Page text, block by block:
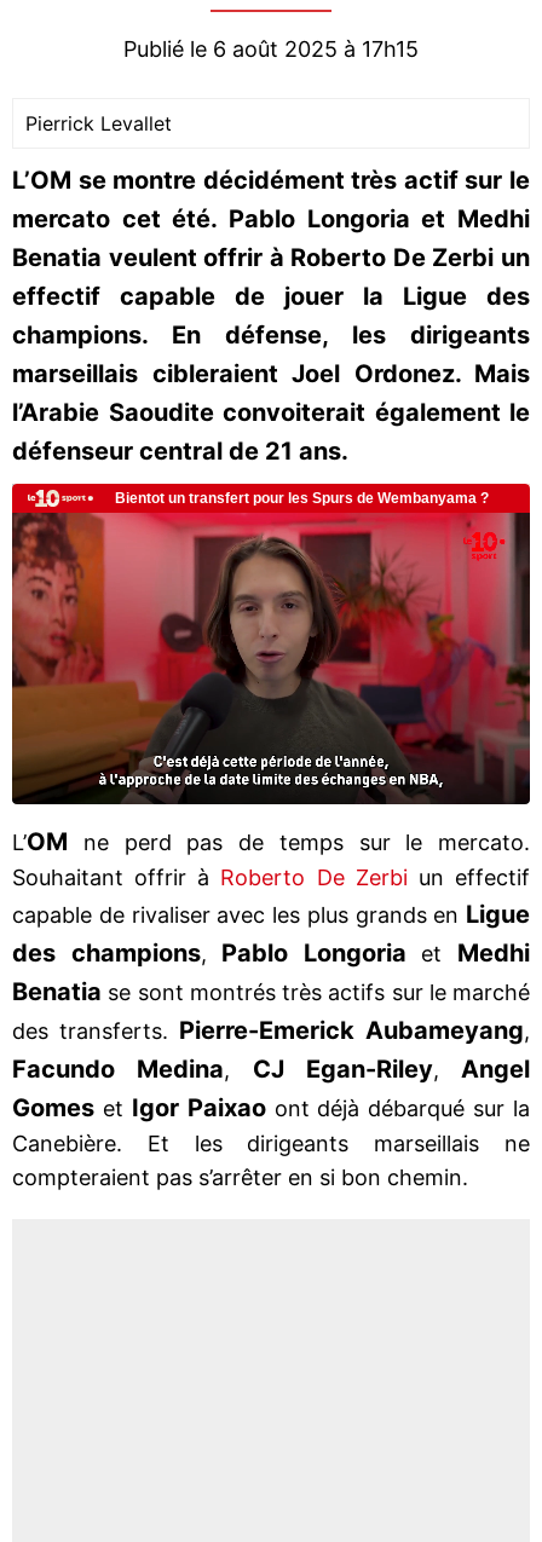
Publié le 6 août 2025 à 17h15
Pierrick Levallet
L’OM se montre décidément très actif sur le
mercato cet été. Pablo Longoria et Medhi
Benatia veulent offrir à Roberto De Zerbi un
effectif capable de jouer la Ligue des
champions. En défense, les dirigeants
marseillais cibleraient Joel Ordonez. Mais
l’Arabie Saoudite convoiterait également le
défenseur central de 21 ans.
L’OM ne perd pas de temps sur le mercato.
Souhaitant offrir à Roberto De Zerbiun effectif
capable de rivaliser avec les plus grands en Ligue
des champions, Pablo Longoria et Medhi
Benatia se sont montrés très actifs sur le marché
des transferts. Pierre-Emerick Aubameyang,
Facundo Medina, CJ Egan-Riley, Angel
Gomes et Igor Paixaoont déjà débarqué sur la
Canebière. Et les dirigeants marseillais ne
compteraient pas s’arrêter en si bon chemin.